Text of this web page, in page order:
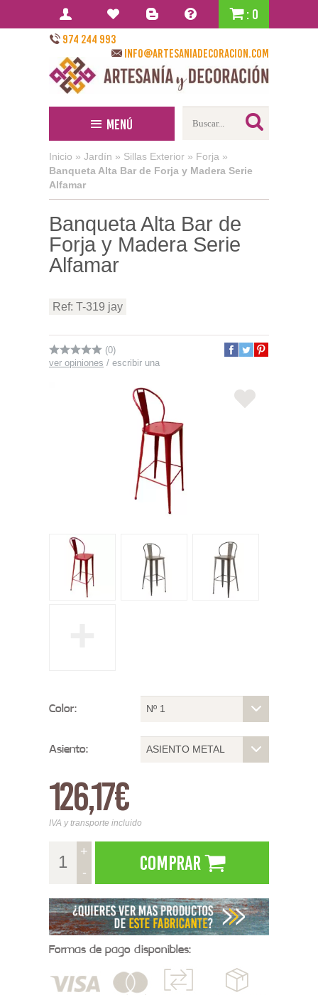
: 0
974 244 993
info@artesaniadecoracion.com
Menú
Inicio » Jardín » Sillas Exterior » Forja »
Banqueta Alta Bar de Forja y Madera Serie
Alfamar
Banqueta Alta Bar de
Forja y Madera Serie
Alfamar
Ref: T-319 jay
(0)
ver opiniones / escribir una
Color: Nº 1
Asiento: ASIENTO METAL
126,17€
IVA y transporte incluido
+
-
Comprar
Formas de pago disponibles: